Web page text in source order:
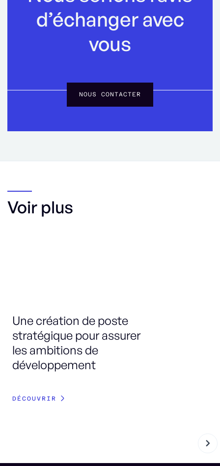
d’échanger avec
vous
NOUS CONTACTER
Voir plus
Une création de poste
stratégique pour assurer
les ambitions de
développement
DÉCOUVRIR